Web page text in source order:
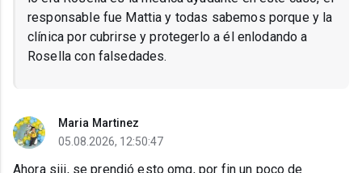
responsable fue Mattia y todas sabemos porque y la
clínica por cubrirse y protegerlo a él enlodando a
Rosella con falsedades.
Maria Martinez
05.08.2026, 12:50:47
Ahora siii, se prendió esto omg, por fin un poco de